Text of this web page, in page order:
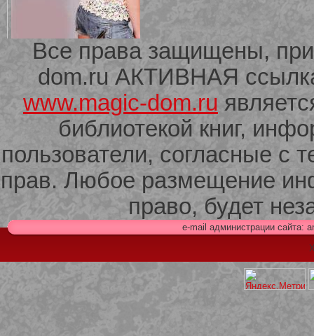
209 Белая кофта из ленточного
Все права защищены,
dom.ru АКТИВНАЯ ссылка
www.magic-dom.ru
библиотекой книг,
пользователи, согласные с
прав. Любое размещение
право, будет
e-mail администрации сайта: